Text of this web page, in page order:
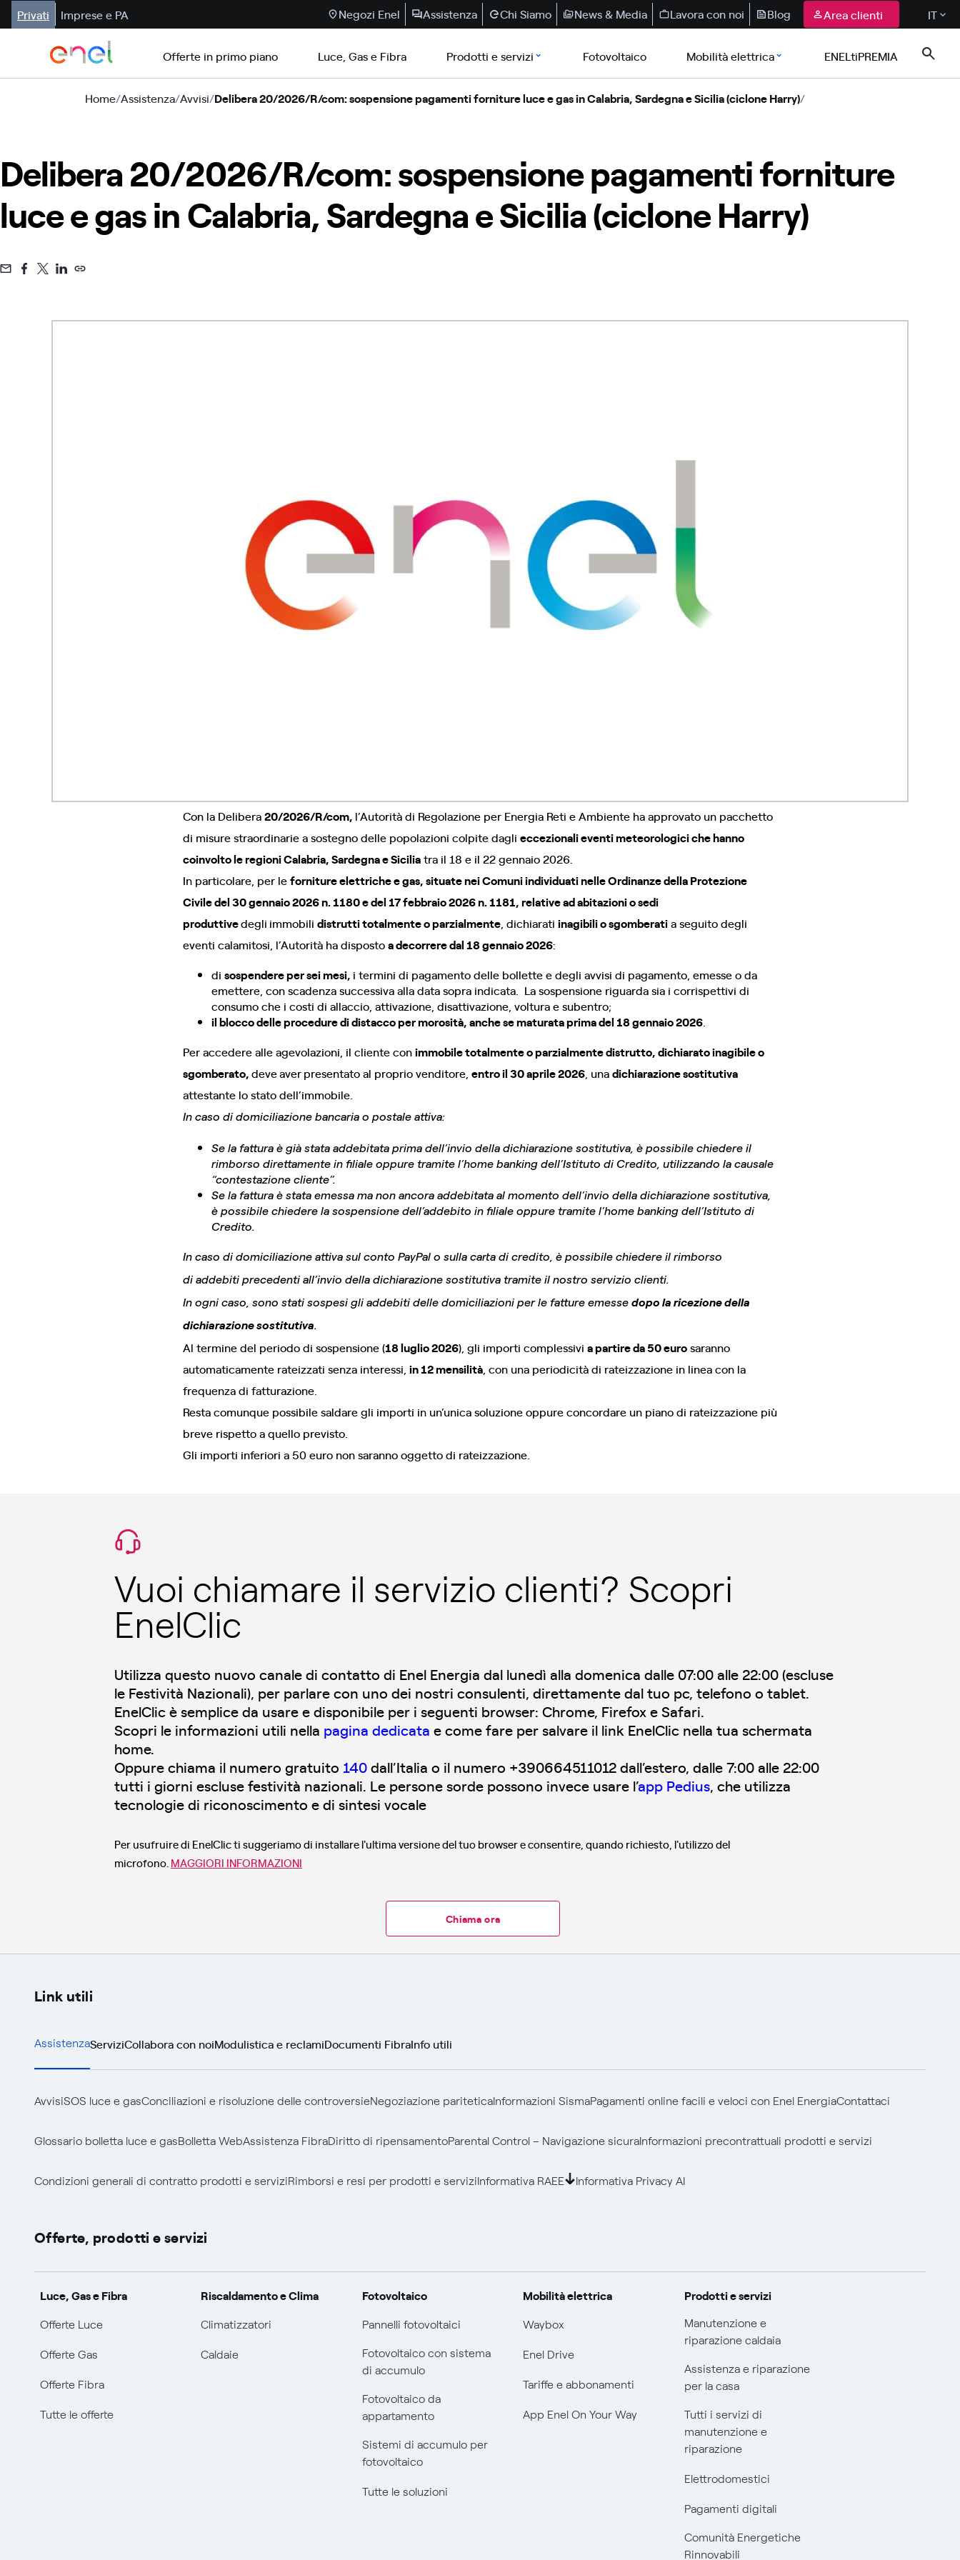
Privati Imprese e PA Negozi Enel Assistenza Chi Siamo News & Media Lavora con noi Blog Area clienti IT
Offerte in primo piano Luce, Gas e Fibra Prodotti e servizi Fotovoltaico Mobilità elettrica ENELtiPREMIA
Home/Assistenza/Avvisi/Delibera 20/2026/R/com: sospensione pagamenti forniture luce e gas in Calabria, Sardegna e Sicilia (ciclone Harry)/
Delibera 20/2026/R/com: sospensione pagamenti forniture
luce e gas in Calabria, Sardegna e Sicilia (ciclone Harry)
Con la Delibera20/2026/R/com, l’Autorità di Regolazione per Energia Reti e Ambiente ha approvato un pacchetto
di misure straordinarie a sostegno delle popolazioni colpite dagli eccezionali eventi meteorologici che hanno
coinvolto le regioni Calabria, Sardegna e Siciliatra il 18 e il 22 gennaio 2026.
In particolare, per leforniture elettriche e gas, situate nei Comuni individuati nelle Ordinanze della Protezione
Civile del 30 gennaio 2026 n. 1180 e del 17 febbraio 2026 n. 1181, relative ad abitazioni o sedi
produttivedegli immobili distrutti totalmente o parzialmente , dichiarati inagibili o sgomberatia seguito degli
eventi calamitosi, l’Autorità ha dispostoa decorrere dal 18 gennaio 2026:
di sospendere per sei mesi, i termini di pagamento delle bollette e degli avvisi di pagamento, emesse o da
emettere, con scadenza successiva alla data sopra indicata. La sospensione riguarda sia i corrispettivi di
consumo che i costi di allaccio, attivazione, disattivazione, voltura e subentro;
il blocco delle procedure di distacco per morosità, anche se maturata prima del 18 gennaio 2026
Per accedere alle agevolazioni, il cliente conimmobile totalmente o parzialmente distrutto, dichiarato inagibile o
sgomberato,deveaverpresentato al proprio venditore, entro il 30 aprile 2026 , unadichiarazione sostitutiva
attestante lo stato dell’immobile.
In caso di domiciliazione bancaria o postale attiva:
Se la fattura è già stata addebitata prima dell’invio della dichiarazione sostitutiva, è possibile chiedere il
rimborso direttamente in filiale oppure tramite l’home banking dell’Istituto di Credito, utilizzando la causale
“contestazione cliente”.
Se la fattura è stata emessa ma non ancora addebitata al momento dell’invio della dichiarazione sostitutiva,
è possibile chiedere la sospensione dell’addebito in filiale oppure tramite l’home banking dell’Istituto di
Credito.
In caso di domiciliazione attiva sul conto PayPal o sulla carta di credito, è possibile chiedere il rimborso
di addebiti precedenti all’invio della dichiarazione sostitutiva tramite il nostro servizio clienti.
In ogni caso, sono stati sospesi gli addebiti delle domiciliazioni per le fatture emesse dopo la ricezione della
dichiarazione sostitutiva.
Al termine del periodo di sospensione (18 luglio 2026), gli importi complessivi a partire da 50 eurosaranno
automaticamente rateizzati senza interessi, in 12 mensilità , con una periodicità di rateizzazione in linea con la
frequenza di fatturazione.
Resta comunque possibile saldare gli importi in un’unica soluzione oppure concordare un piano di rateizzazione più
breve rispetto a quello previsto.
Gli importi inferiori a 50 euro non saranno oggetto di rateizzazione.
Vuoi chiamare il servizio clienti? Scopri
EnelClic
Utilizza questo nuovo canale di contatto di Enel Energia dal lunedì alla domenica dalle 07:00 alle 22:00 (escluse
le Festività Nazionali), per parlare con uno dei nostri consulenti, direttamente dal tuo pc, telefono o tablet.
EnelClic è semplice da usare e disponibile per i seguenti browser: Chrome, Firefox e Safari.
Scopri le informazioni utili nella pagina dedicata e come fare per salvare il link EnelClic nella tua schermata
home.
Oppure chiama il numero gratuito 140dall’Italia o il numero +390664511012 dall’estero, dalle 7:00 alle 22:00
tutti i giorni escluse festività nazionali. Le persone sorde possono invece usare l’app Pedius, che utilizza
tecnologie di riconoscimento e di sintesi vocale
Per usufruire di EnelClic ti suggeriamo di installare l'ultima versione del tuo browser e consentire, quando richiesto, l'utilizzo del
microfono. MAGGIORI INFORMAZIONI
Chiama ora
Link utili
AssistenzaServiziCollabora con noiModulistica e reclamiDocumenti FibraInfo utili
AvvisiSOS luce e gasConciliazioni e risoluzione delle controversieNegoziazione pariteticaInformazioni SismaPagamenti online facili e veloci con Enel EnergiaContattaci
Glossario bolletta luce e gasBolletta WebAssistenza FibraDiritto di ripensamentoParental Control – Navigazione sicuraInformazioni precontrattuali prodotti e servizi
Condizioni generali di contratto prodotti e serviziRimborsi e resi per prodotti e serviziInformativa RAEE Informativa Privacy AI
Offerte, prodotti e servizi
Luce, Gas e Fibra
Offerte Luce
Offerte Gas
Offerte Fibra
Tutte le offerte
Riscaldamento e Clima
Climatizzatori
Caldaie
Fotovoltaico
Pannelli fotovoltaici
Fotovoltaico con sistema
di accumulo
Fotovoltaico da
appartamento
Sistemi di accumulo per
fotovoltaico
Tutte le soluzioni
Mobilità elettrica
Waybox
Enel Drive
Tariffe e abbonamenti
App Enel On Your Way
Prodotti e servizi
Manutenzione e
riparazione caldaia
Assistenza e riparazione
per la casa
Tutti i servizi di
manutenzione e
riparazione
Elettrodomestici
Pagamenti digitali
Comunità Energetiche
Rinnovabili